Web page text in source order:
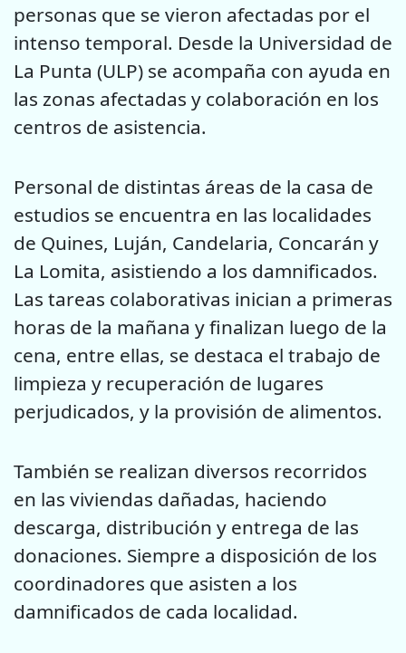
personas que se vieron afectadas por el
intenso temporal. Desde la Universidad de
La Punta (ULP) se acompaña con ayuda en
las zonas afectadas y colaboración en los
centros de asistencia.
Personal de distintas áreas de la casa de
estudios se encuentra en las localidades
de Quines, Luján, Candelaria, Concarán y
La Lomita, asistiendo a los damnificados.
Las tareas colaborativas inician a primeras
horas de la mañana y finalizan luego de la
cena, entre ellas, se destaca el trabajo de
limpieza y recuperación de lugares
perjudicados, y la provisión de alimentos.
También se realizan diversos recorridos
en las viviendas dañadas, haciendo
descarga, distribución y entrega de las
donaciones. Siempre a disposición de los
coordinadores que asisten a los
damnificados de cada localidad.